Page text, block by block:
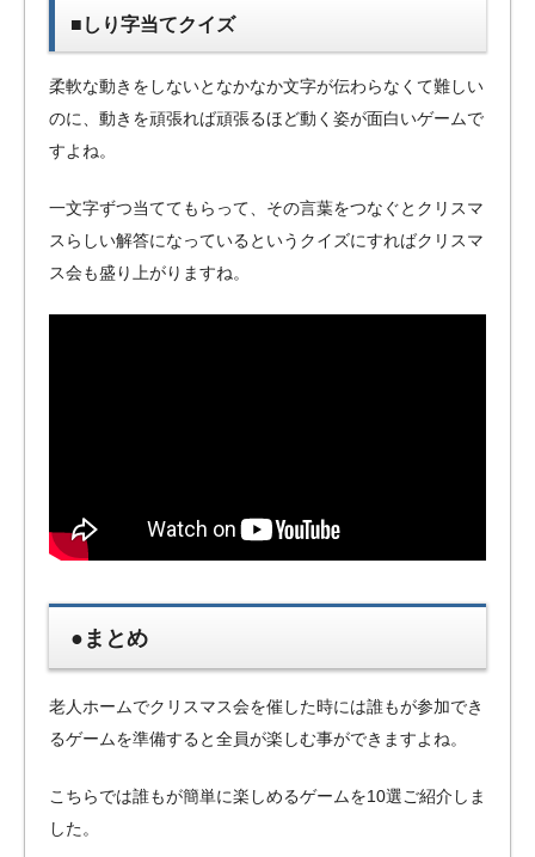
■しり字当てクイズ
柔軟な動きをしないとなかなか文字が伝わらなくて難しい
のに、動きを頑張れば頑張るほど動く姿が面白いゲームで
すよね。
一文字ずつ当ててもらって、その言葉をつなぐとクリスマ
スらしい解答になっているというクイズにすればクリスマ
ス会も盛り上がりますね。
●まとめ
老人ホームでクリスマス会を催した時には誰もが参加でき
るゲームを準備すると全員が楽しむ事ができますよね。
こちらでは誰もが簡単に楽しめるゲームを10選ご紹介しま
した。